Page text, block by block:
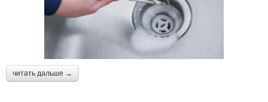
читать дальше →